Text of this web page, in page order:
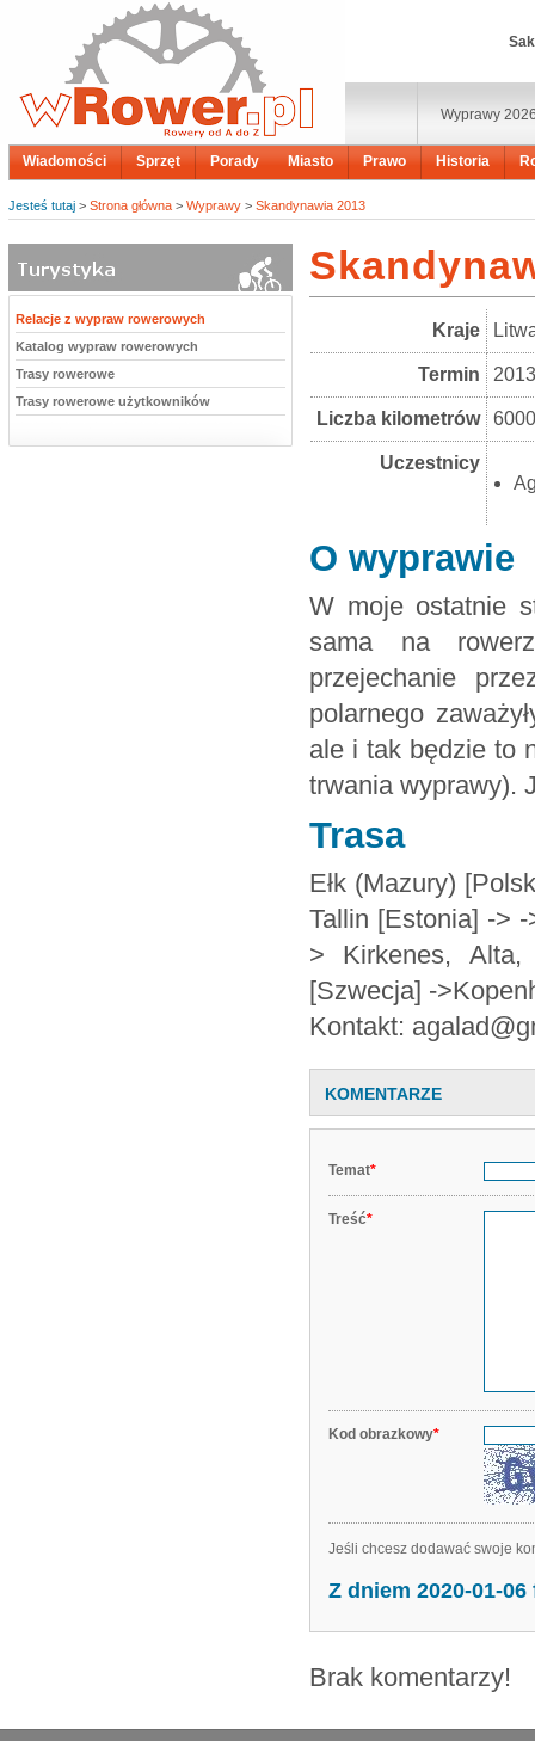
Wyprawy
Wiadomości Sprzęt Porady Miasto Prawo Historia
Jesteś tutaj > Strona główna > Wyprawy > Skandynawia 2013
Relacje z wypraw rowerowych
Katalog wypraw rowerowych
Trasy rowerowe
Trasy rowerowe użytkowników
Kraje
Termin
Liczba kilometrów 6000
Uczestnicy
O wyprawie
W moje ostatnie
sama na
przejechanie
polarnego
ale i tak będzie to
trwania wyprawy).
Trasa
Ełk (Mazury)
Tallin [Estonia] ->
> Kirkenes, Alta,
[Szwecja] -
Kontakt:
KOMENTARZE
Temat*
Treść*
Kod obrazkowy*
Jeśli chcesz dodawać swoje
Z dniem 2020-01-
Brak komentarzy!